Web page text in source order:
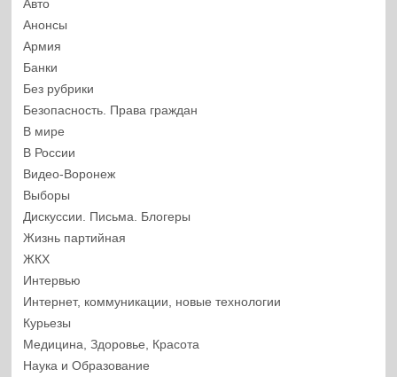
Авто
Анонсы
Армия
Банки
Без рубрики
Безопасность. Права граждан
В мире
В России
Видео-Воронеж
Выборы
Дискуссии. Письма. Блогеры
Жизнь партийная
ЖКХ
Интервью
Интернет, коммуникации, новые технологии
Курьезы
Медицина, Здоровье, Красота
Наука и Образование